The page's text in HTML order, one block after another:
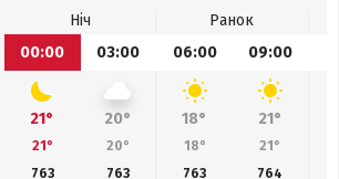
Ніч
Ранок
00:00
03:00 06:00 09:00
21° 20° 18° 21°
21° 20° 18° 21°
763
763 763 764